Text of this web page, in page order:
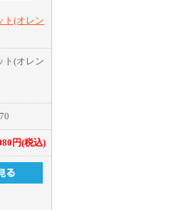
ト(オレン
ト(オレン
円(税込)